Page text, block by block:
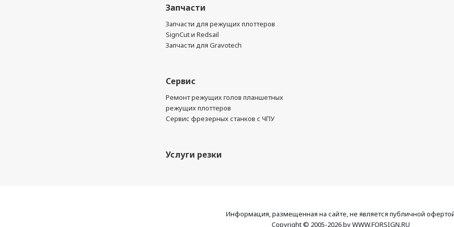
Запчасти
Запчасти для режущих плоттеров
SignCut и Redsail
Запчасти для Gravotech
Сервис
Ремонт режущих голов планшетных
режущих плоттеров
Сервис фрезерных станков с ЧПУ
Услуги резки
Информация, размещенная на сайте, не является публичной
Copyright © 2005-2026 by WWW.FORSIGN.RU